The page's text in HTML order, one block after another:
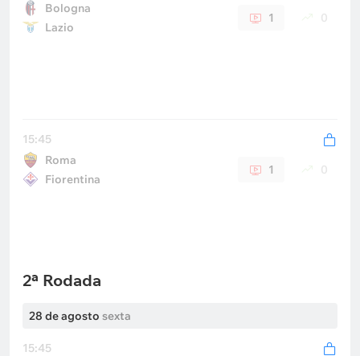
Bologna
Lazio
1 0
15:45
Roma
Fiorentina
1 0
2ª Rodada
28 de agosto sexta
15:45